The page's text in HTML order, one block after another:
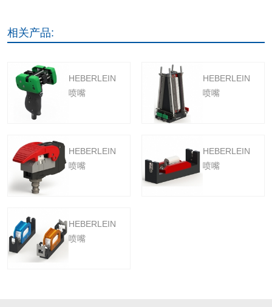
相关产品:
HEBERLEIN
喷嘴
HEBERLEIN
喷嘴
HEBERLEIN
喷嘴
HEBERLEIN
喷嘴
HEBERLEIN
喷嘴